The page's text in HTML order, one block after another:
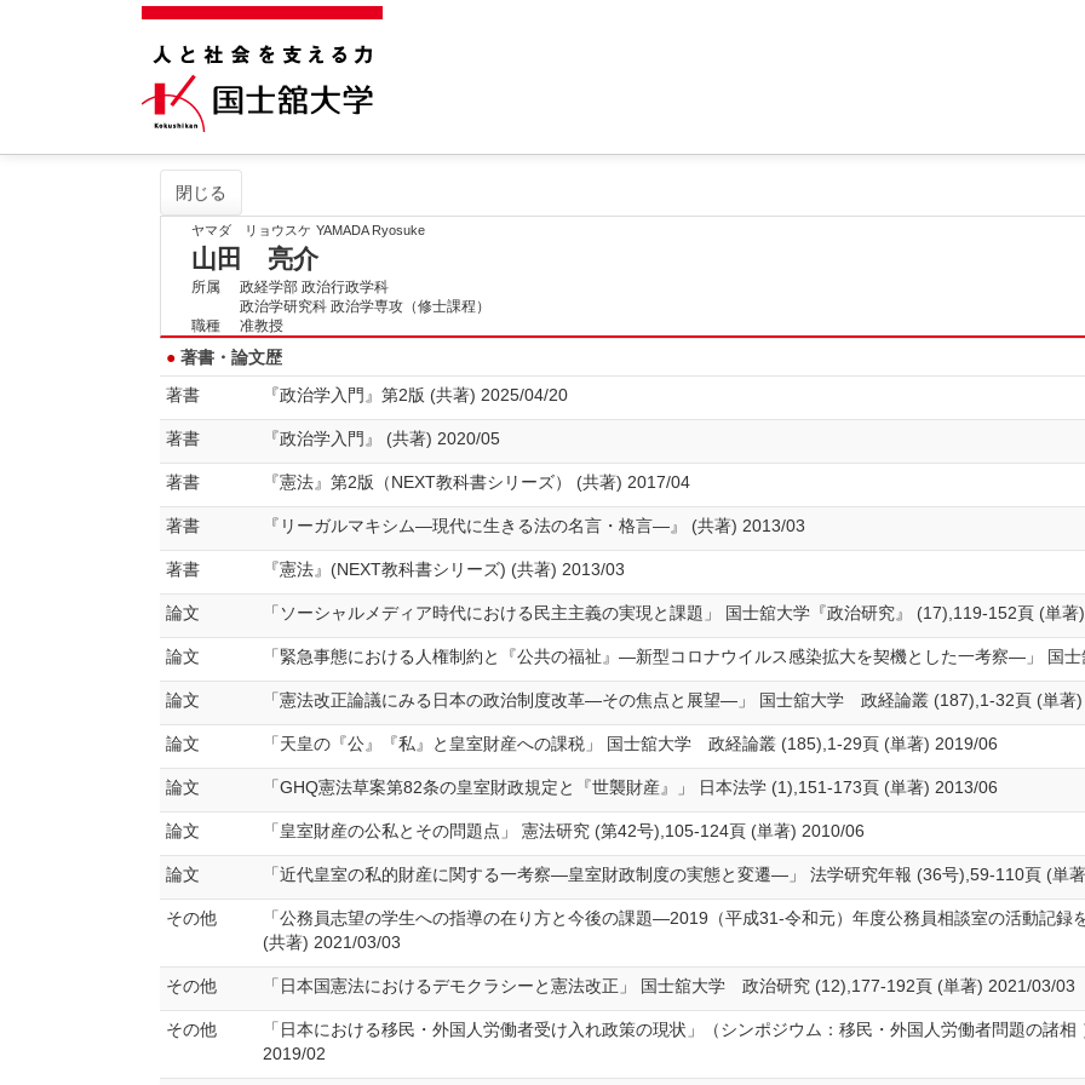
閉じる
ヤマダ リョウスケ YAMADA Ryosuke
山田 亮介
所属
政経学部 政治行政学科
政治学研究科 政治学専攻（修士課程）
職種
准教授
著書・論文歴
著書
『政治学入門』第2版 (共著) 2025/04/20
著書 『政治学入門』 (共著) 2020/05
著書 『憲法』第2版（NEXT教科書シリーズ） (共著) 2017/04
著書 『リーガルマキシム―現代に生きる法の名言・格言―』 (共著) 2013/03
著書 『憲法』(NEXT教科書シリーズ) (共著) 2013/03
論文 「ソーシャルメディア時代における民主主義の実現と課題」 国士舘大学『政治研究』 (17),119-152頁 (単
論文 「緊急事態における人権制約と『公共の福祉』―新型コロナウイルス感染拡大を契機とした一考察―」
論文 「憲法改正論議にみる日本の政治制度改革―その焦点と展望―」 国士舘大学 政経論叢 (187),1-32頁 (単著
論文 「天皇の『公』『私』と皇室財産への課税」 国士舘大学 政経論叢 (185),1-29頁 (単著) 2019/06
論文 「GHQ憲法草案第82条の皇室財政規定と『世襲財産』」 日本法学 (1),151-173頁 (単著) 2013/06
論文 「皇室財産の公私とその問題点」 憲法研究 (第42号),105-124頁 (単著) 2010/06
論文 「近代皇室の私的財産に関する一考察―皇室財政制度の実態と変遷―」 法学研究年報 (36号),59-110頁 (単
その他
「公務員志望の学生への指導の在り方と今後の課題―2019（平成31-令和元）年度公務員相談室の活動記
(共著) 2021/03/03
その他 「日本国憲法におけるデモクラシーと憲法改正」 国士舘大学 政治研究 (12),177-192頁 (単著) 2021/03/03
その他
「日本における移民・外国人労働者受け入れ政策の現状」（シンポジウム：移民・外国人労働者問題の諸
2019/02